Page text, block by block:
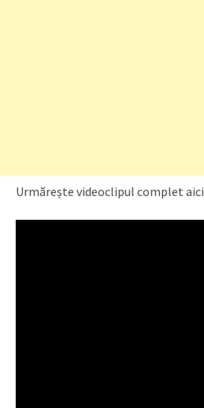
Urmărește videoclipul complet aici